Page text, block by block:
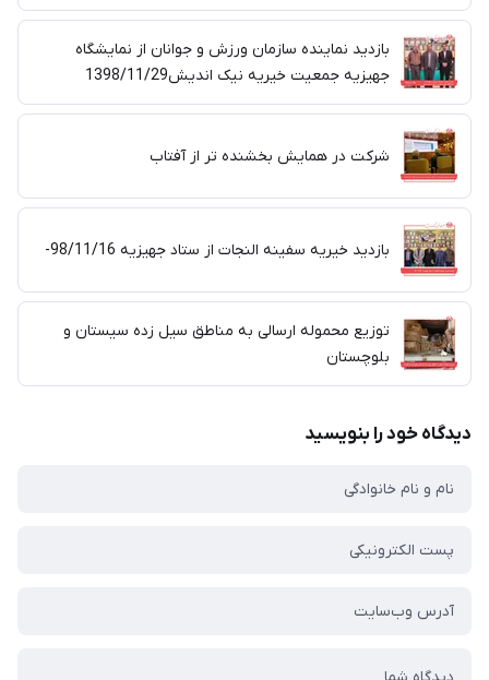
بازدید نماینده سازمان ورزش و جوانان از نمایشگاه
جهیزیه جمعیت خیریه نیک اندیش1398/11/29
شرکت در همایش بخشنده تر از آفتاب
بازدید خیریه سفینه النجات از ستاد جهیزیه 98/11/16-
توزیع محموله ارسالی به مناطق سیل زده سیستان و
بلوچستان
دیدگاه خود را بنویسید